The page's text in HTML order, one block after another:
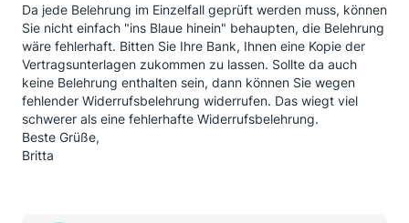
Da jede Belehrung im Einzelfall geprüft werden muss, können
Sie nicht einfach "ins Blaue hinein" behaupten, die Belehrung
wäre fehlerhaft. Bitten Sie Ihre Bank, Ihnen eine Kopie der
Vertragsunterlagen zukommen zu lassen. Sollte da auch
keine Belehrung enthalten sein, dann können Sie wegen
fehlender Widerrufsbelehrung widerrufen. Das wiegt viel
schwerer als eine fehlerhafte Widerrufsbelehrung.
Beste Grüße,
Britta